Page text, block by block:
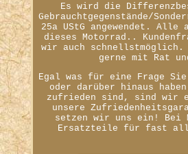
Es wird die
Gebrauchtgegenstände/
25a UStG angewendet.
dieses Motorrad..
wir auch schnellstmöglich.
gerne mit Rat
Egal was für eine Frage
oder darüber hinaus
zufrieden sind, sind wir
unsere
setzen wir uns ein! Bei
Ersatzteile für fast